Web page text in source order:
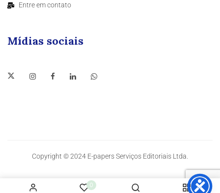
0
Entre em contato
Mídias sociais
Copyright © 2024 E-papers Serviços Editoriais Ltda.